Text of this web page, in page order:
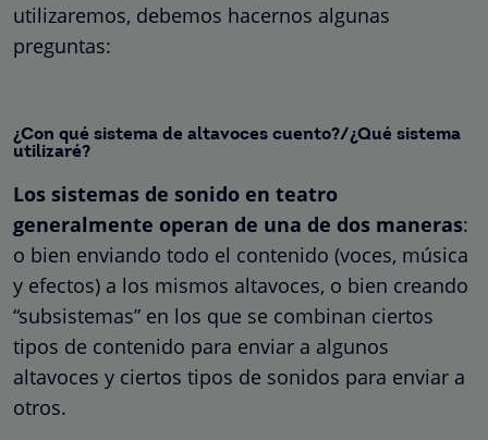
utilizaremos, debemos hacernos algunas
preguntas:
¿Con qué sistema de altavoces cuento?/¿Qué sistema
utilizaré?
Los sistemas de sonido en teatro
generalmente operan de una de dos maneras:
o bien enviando todo el contenido (voces, música
y efectos) a los mismos altavoces, o bien creando
“subsistemas” en los que se combinan ciertos
tipos de contenido para enviar a algunos
altavoces y ciertos tipos de sonidos para enviar a
otros.